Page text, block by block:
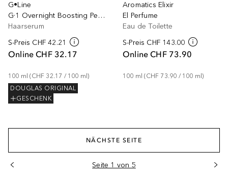
G•Line
G·1 Overnight Boosting Peptide Serum
Haarserum
S-Preis CHF 42.21
Online CHF 32.17
100 ml (CHF 32.17 / 100 ml)
DOUGLAS ORIGINAL
GESCHENK
Aromatics Elixir
El Perfume
Eau de Toilette
S-Preis CHF 143.00
Online CHF 73.90
100 ml (CHF 73.90 / 100 ml)
NÄCHSTE SEITE
Seite 1 von 5